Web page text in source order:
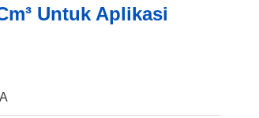
Untuk Aplikasi